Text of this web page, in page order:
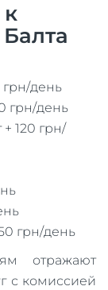
грн/день
грн/день
120 грн/
грн/день
отражают
с комиссией